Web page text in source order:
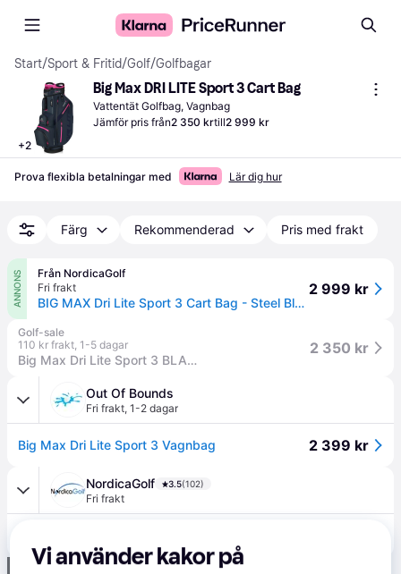
Start/Sport & Fritid/Golf/Golfbagar
+2
Big Max DRI LITE Sport 3 Cart Bag
Vattentät Golfbag, Vagnbag
Jämför pris från2 350 krtill2 999 kr
Prova flexibla betalningar med Lär dig hur
Färg Rekommenderad Pris med frakt
ANNONS
Från NordicaGolf
Fri frakt
BIG MAX Dri Lite Sport 3 Cart Bag - Steel Blue/Fuchsia
2 999 kr
Golf-sale
110 kr frakt, 1-5 dagar
Big Max Dri Lite Sport 3 BLACK (USEX (ONE SIZE))
2 350 kr
Out Of Bounds
Fri frakt, 1-2 dagar
Big Max Dri Lite Sport 3 Vagnbag 2 399 kr
NordicaGolf 3.5(102)
Fri frakt
Annons
Vi använder kakor på